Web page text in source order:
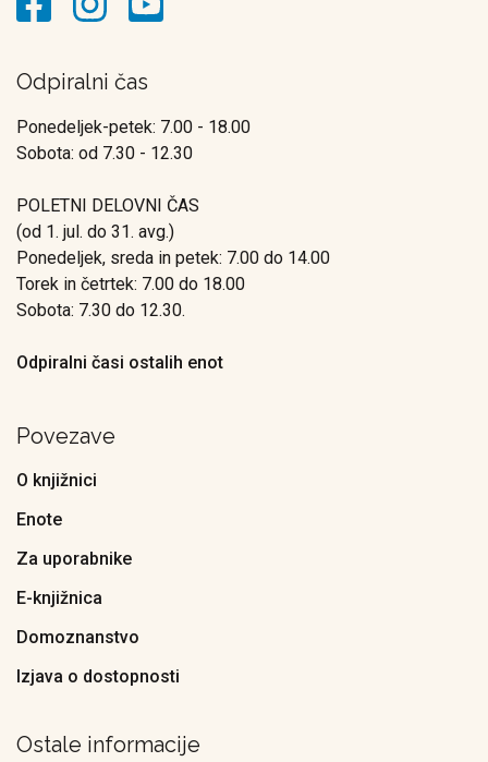
Odpiralni čas
Ponedeljek-petek: 7.00 - 18.00
Sobota: od 7.30 - 12.30
POLETNI DELOVNI ČAS
(od 1. jul. do 31. avg.)
Ponedeljek, sreda in petek: 7.00 do 14.00
Torek in četrtek: 7.00 do 18.00
Sobota: 7.30 do 12.30.
Odpiralni časi ostalih enot
Povezave
O knjižnici
Enote
Za uporabnike
E-knjižnica
Domoznanstvo
Izjava o dostopnosti
Ostale informacije